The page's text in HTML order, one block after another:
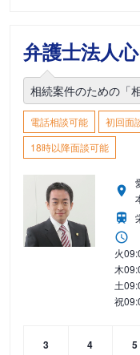
弁護士法人
相続案件のための「
電話相談可能 初回面
18時以降面談可能
火
木
土
祝
3
4
5